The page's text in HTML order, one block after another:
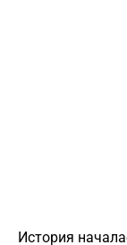
История